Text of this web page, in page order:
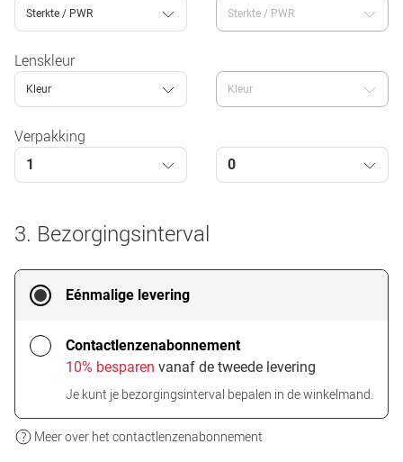
Sterkte / PWR Sterkte / PWR
Lenskleur
Kleur Kleur
Verpakking
1 0
3. Bezorgingsinterval
Eénmalige levering
Contactlenzenabonnement
10% besparen vanaf de tweede levering
Je kunt je bezorgingsinterval bepalen in de winkelmand.
Meer over het contactlenzenabonnement